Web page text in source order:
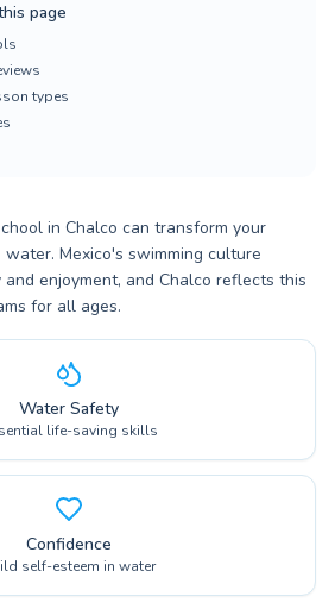
page
types
in Chalco can transform your
Mexico's swimming culture
enjoyment, and Chalco reflects this
for all ages.
Water Safety
life-saving skills
Confidence
self-esteem in water